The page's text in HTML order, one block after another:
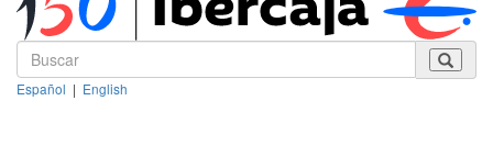
Español | English